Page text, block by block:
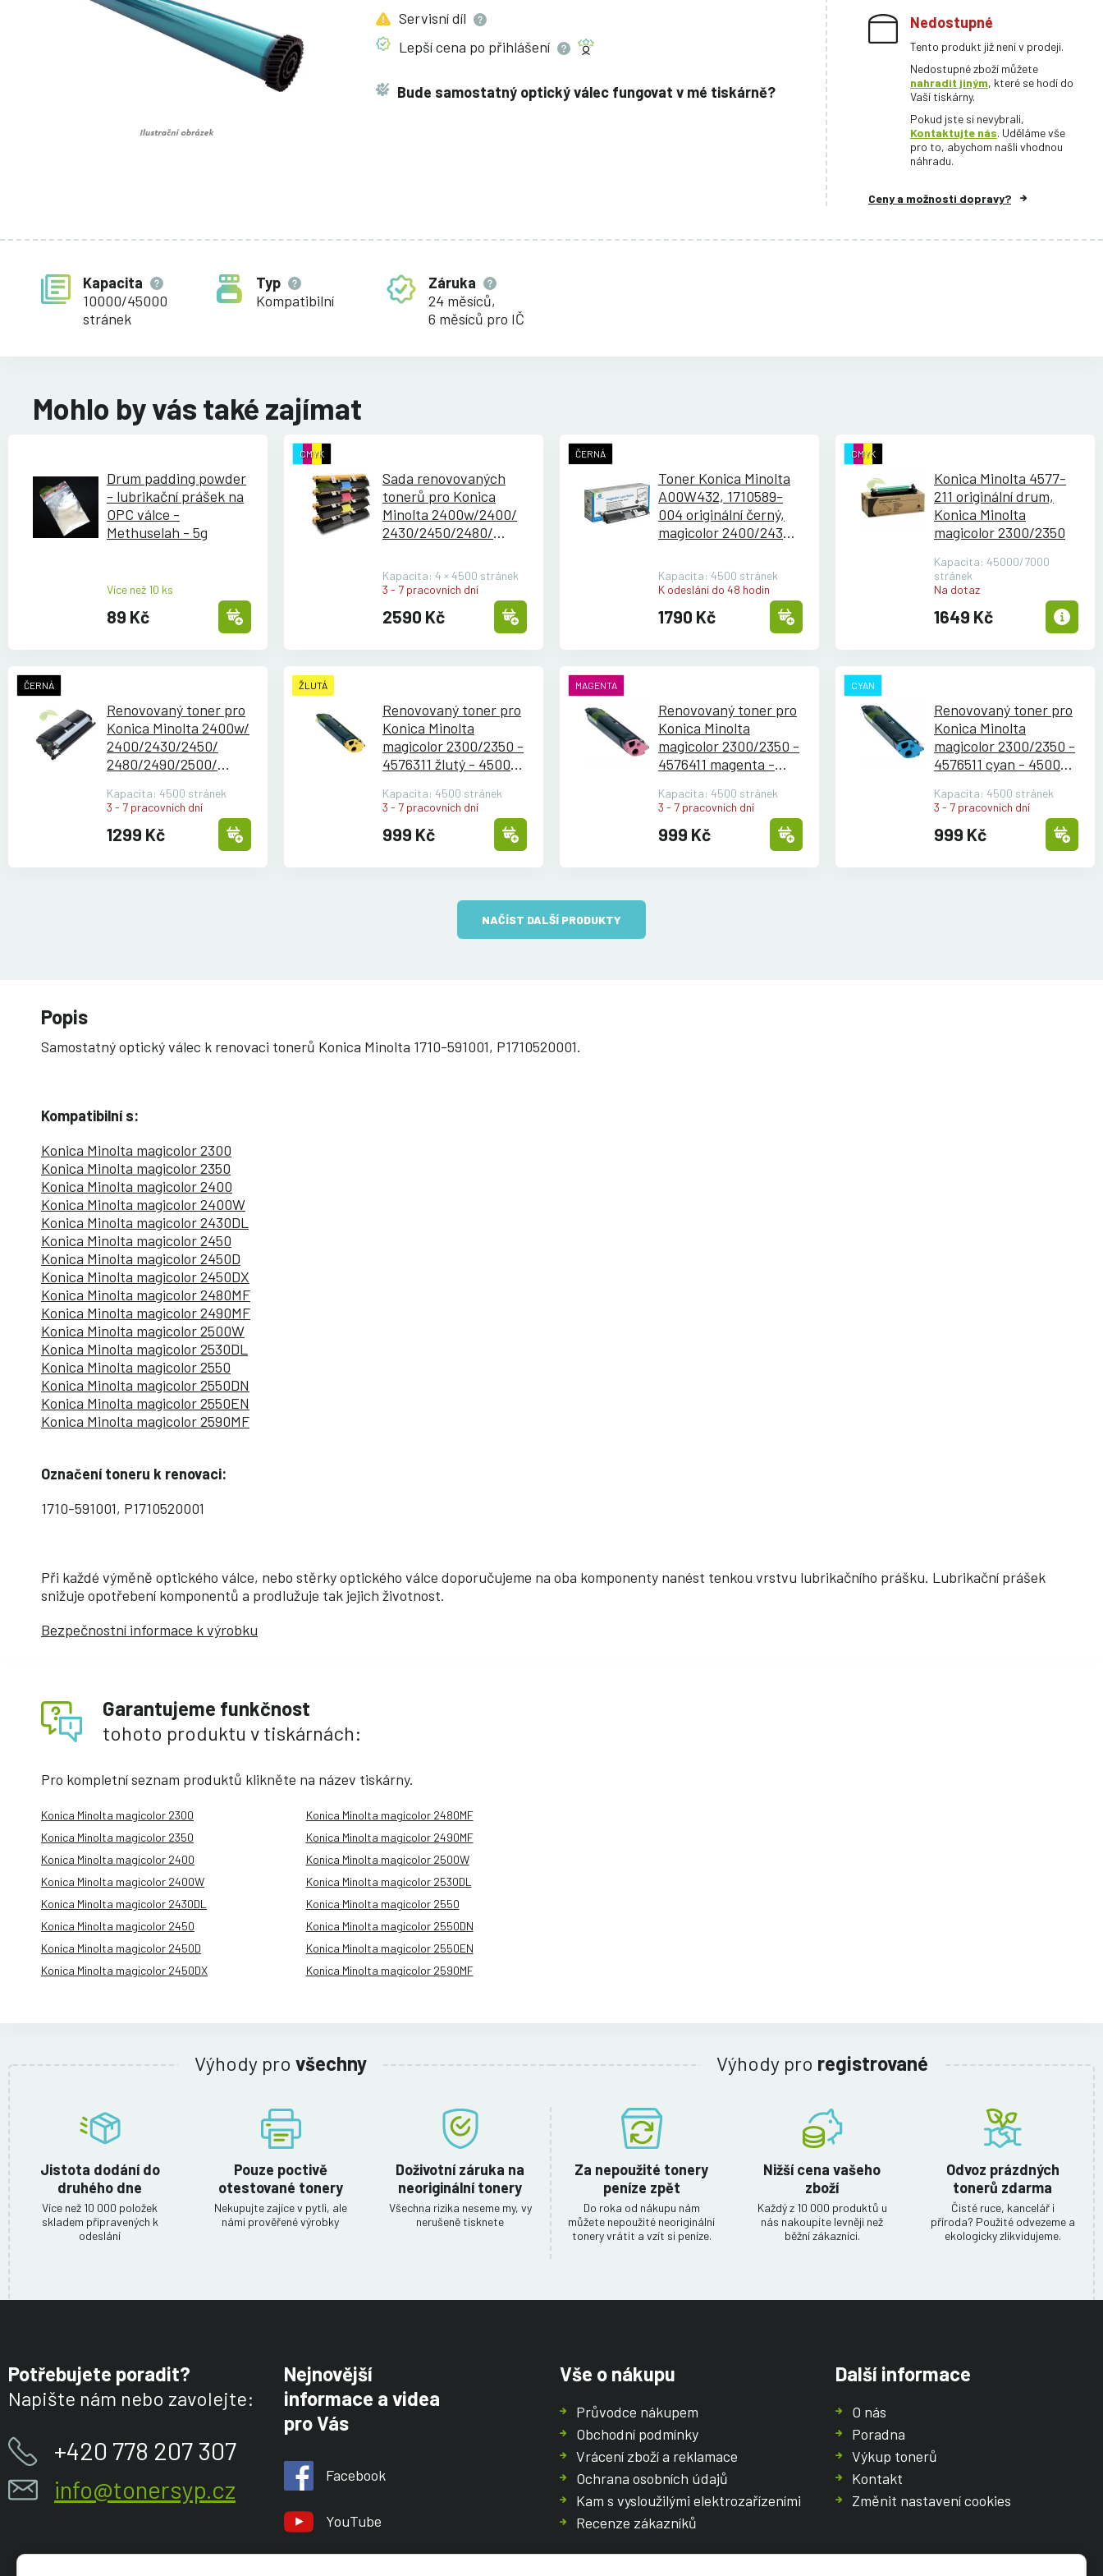
Servisnídíl
Lepší cena po přihlášení
Bude samostatný optický válec fungovat v mé tiskárně?
Nedostupné
Tento produkt již není v prodeji.
Nedostupné zboží můžete
nahradit jiným, které se hodí do
Vaší tiskárny.
Pokud jste si nevybrali,
Kontaktujte nás. Uděláme vše
pro to, abychom našli vhodnou
náhradu.
Ceny a možnosti dopravy?
Kapacita
10000/45000
stránek
Typ
Kompatibilní
Záruka
24 měsíců,
6 měsíců pro IČ
Mohlo by vás také zajímat
Drum padding powder
- lubrikační prášek na
OPC válce -
Methuselah - 5g
Více než 10 ks
89 Kč
CMYK
Sada renovovaných
tonerů pro Konica
Minolta 2400w/2400/
2430/2450/2480/
2550/2580/259
Kapacita: 4 × 4500 stránek
3 - 7 pracovních dní
2590 Kč
ČERNÁ
Toner Konica Minolta
A00W432, 1710589-
004 originální černý,
magicolor 2400/2430/
Kapacita: 4500 stránek
K odeslání do 48 hodin
1790 Kč
CMYK
Konica Minolta 4577-
211 originální drum,
Konica Minolta
magicolor 2300/2350
Kapacita: 45000/7000
stránek
Na dotaz
1649 Kč
ČERNÁ
Renovovaný toner pro
Konica Minolta 2400w/
2400/2430/2450/
2480/2490/2500/
2590 - čern
Kapacita: 4500 stránek
3 - 7 pracovních dní
1299 Kč
ŽLUTÁ
Renovovaný toner pro
Konica Minolta
magicolor 2300/2350 -
4576311 žlutý - 4500
Kapacita: 4500 stránek
3 - 7 pracovních dní
999 Kč
MAGENTA
Renovovaný toner pro
Konica Minolta
magicolor 2300/2350 -
4576411 magenta -
Kapacita: 4500 stránek
3 - 7 pracovních dní
999 Kč
CYAN
Renovovaný toner pro
Konica Minolta
magicolor 2300/2350 -
4576511 cyan - 4500
Kapacita: 4500 stránek
3 - 7 pracovních dní
999 Kč
NAČÍST DALŠÍ PRODUKTY
Popis
Samostatný optický válec k renovaci tonerů Konica Minolta 1710-591001, P1710520001.
Kompatibilní s:
Konica Minolta magicolor 2300
Konica Minolta magicolor 2350
Konica Minolta magicolor 2400
Konica Minolta magicolor 2400W
Konica Minolta magicolor 2430DL
Konica Minolta magicolor 2450
Konica Minolta magicolor 2450D
Konica Minolta magicolor 2450DX
Konica Minolta magicolor 2480MF
Konica Minolta magicolor 2490MF
Konica Minolta magicolor 2500W
Konica Minolta magicolor 2530DL
Konica Minolta magicolor 2550
Konica Minolta magicolor 2550DN
Konica Minolta magicolor 2550EN
Konica Minolta magicolor 2590MF
Označení toneru k renovaci:
1710-591001, P1710520001
Při každé výměně optického válce, nebo stěrky optického válce doporučujeme na oba komponenty nanést tenkou vrstvu lubrikačního prášku. Lubrikační prášek
snižuje opotřebení komponentů a prodlužuje tak jejich životnost.
Bezpečnostní informace k výrobku
Garantujeme funkčnost
tohoto produktu v tiskárnách:
Pro kompletní seznam produktů klikněte na název tiskárny.
Konica Minolta magicolor 2300
Konica Minolta magicolor 2350
Konica Minolta magicolor 2400
Konica Minolta magicolor 2400W
Konica Minolta magicolor 2430DL
Konica Minolta magicolor 2450
Konica Minolta magicolor 2450D
Konica Minolta magicolor 2450DX
Konica Minolta magicolor 2480MF
Konica Minolta magicolor 2490MF
Konica Minolta magicolor 2500W
Konica Minolta magicolor 2530DL
Konica Minolta magicolor 2550
Konica Minolta magicolor 2550DN
Konica Minolta magicolor 2550EN
Konica Minolta magicolor 2590MF
Výhody pro všechny
Jistota dodání do
druhého dne
Více než 10 000 položek
skladem připravených k
odeslání
Pouze poctivě
otestované tonery
Nekupujte zajíce v pytli, ale
námi prověřené výrobky
Doživotní záruka na
neoriginální tonery
Všechna rizika neseme my, vy
nerušeně tisknete
Výhody pro registrované
Za nepoužité tonery
peníze zpět
Do roka od nákupu nám
můžete nepoužité neoriginální
tonery vrátit a vzít si peníze.
Nižší cena vašeho
zboží
Každý z 10 000 produktů u
nás nakoupíte levněji než
běžní zákazníci.
Odvoz prázdných
tonerů zdarma
Čisté ruce, kancelář i
příroda? Použité odvezeme a
ekologicky zlikvidujeme.
Potřebujete poradit?
Napište nám nebo zavolejte:
+420 778 207 307
info@tonersyp.cz
Nejnovější
informace a videa
pro Vás
Facebook
YouTube
Vše o nákupu
Průvodce nákupem
Obchodní podmínky
Vrácení zboží a reklamace
Ochrana osobních údajů
Kam s vysloužilými elektrozařízeními
Recenze zákazníků
Další informace
O nás
Poradna
Výkup tonerů
Kontakt
Změnit nastavení cookies